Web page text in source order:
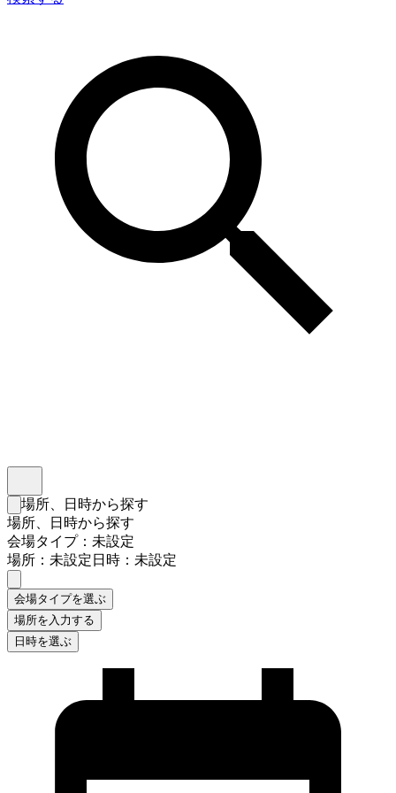
検索フォームを閉じる
場所、日時から探す
場所、日時から探す
会場タイプ：未設定
場所：未設定日時：未設定
会場タイプを選ぶ
場所を入力する
日時を選ぶ